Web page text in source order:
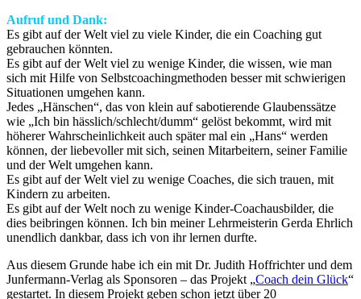
Aufruf und Dank:
Es gibt auf der Welt viel zu viele Kinder, die ein Coaching gut
gebrauchen könnten.
Es gibt auf der Welt viel zu wenige Kinder, die wissen, wie man
sich mit Hilfe von Selbstcoachingmethoden besser mit schwierigen
Situationen umgehen kann.
Jedes „Hänschen“, das von klein auf sabotierende Glaubenssätze
wie „Ich bin hässlich/schlecht/dumm“ gelöst bekommt, wird mit
höherer Wahrscheinlichkeit auch später mal ein „Hans“ werden
können, der liebevoller mit sich, seinen Mitarbeitern, seiner Familie
und der Welt umgehen kann.
Es gibt auf der Welt viel zu wenige Coaches, die sich trauen, mit
Kindern zu arbeiten.
Es gibt auf der Welt noch zu wenige Kinder-Coachausbilder, die
dies beibringen können. Ich bin meiner Lehrmeisterin Gerda Ehrlich
unendlich dankbar, dass ich von ihr lernen durfte.
Aus diesem Grunde habe ich ein mit Dr. Judith Hoffrichter und dem
Junfermann-Verlag als Sponsoren – das Projekt „Coach dein Glück“
gestartet. In diesem Projekt geben schon jetzt über 20